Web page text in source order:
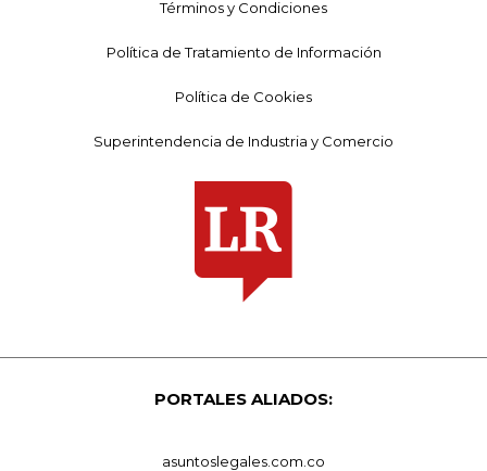
Términos y Condiciones
Política de Tratamiento de Información
Política de Cookies
Superintendencia de Industria y Comercio
PORTALES ALIADOS:
asuntoslegales.com.co